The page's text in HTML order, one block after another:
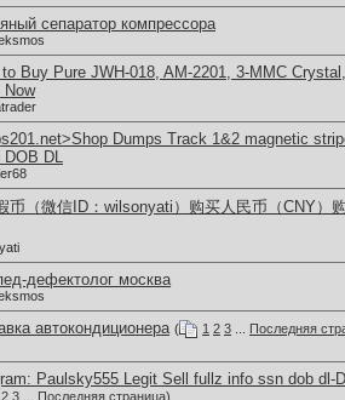
сепаратор компрессора
Buy Pure JWH-018, AM-2201, 3-MMC
Now
Dumps Track 1&2 magnetic
DOB DL
币（微信ID：wilsonyati）购买人民币（CNY）
дефектолог москва
автокондиционера ( 1 2 3
Последняя
Paulsky555 Legit Sell fullz info ssn dob dl-
2 3 Последняя страница)